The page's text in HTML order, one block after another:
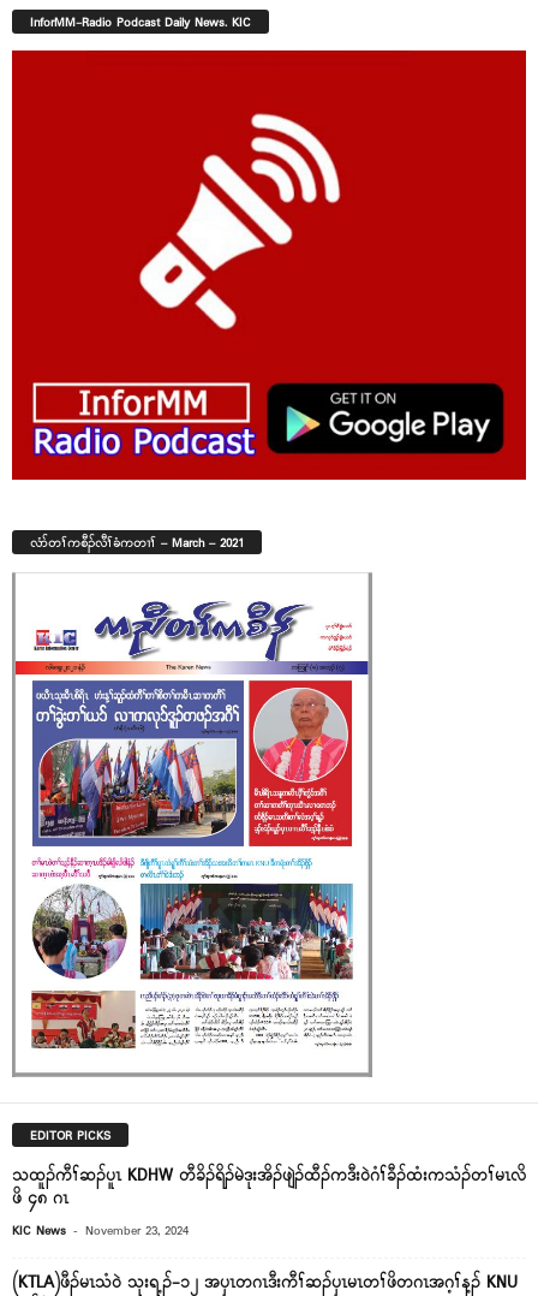
InforMM-Radio Podcast Daily News. KIC
လံာ်တၢ်ကစီၣ်လီၢ်ခံကတၢၢ် – March – 2021
EDITOR PICKS
သထူၣ်ကီၢ်ဆၣ်ပူၤ KDHW တီခိၣ်ရိၣ်မဲဒုးအိၣ်ဖျဲၣ်ထီၣ်ကဒီး၀ဲဂံၢ်ခီၣ်ထံးကသံၣ်တၢ်မၤလိ
ဖိ ၄၈ ဂၤ
KIC News - November 23, 2024
(KTLA)ဖီၣ်မၤသံဝဲ သုးရ့ၣ်-၁၂ အပှၤတဂၤဒီးကီၢ်ဆၣ်ပှၤမၤတၢ်ဖိတဂၤအဂ့ၢ်န့ၣ် KNU